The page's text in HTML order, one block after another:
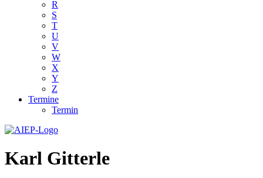
R
S
T
U
V
W
X
Y
Z
Termine
Termin
Karl Gitterle